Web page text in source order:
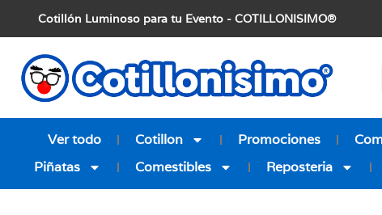
Cotillón Luminoso para tu Evento - COTILLONISIMO®
Ver todo Cotillon Promociones
Piñatas
Comestibles Reposteria